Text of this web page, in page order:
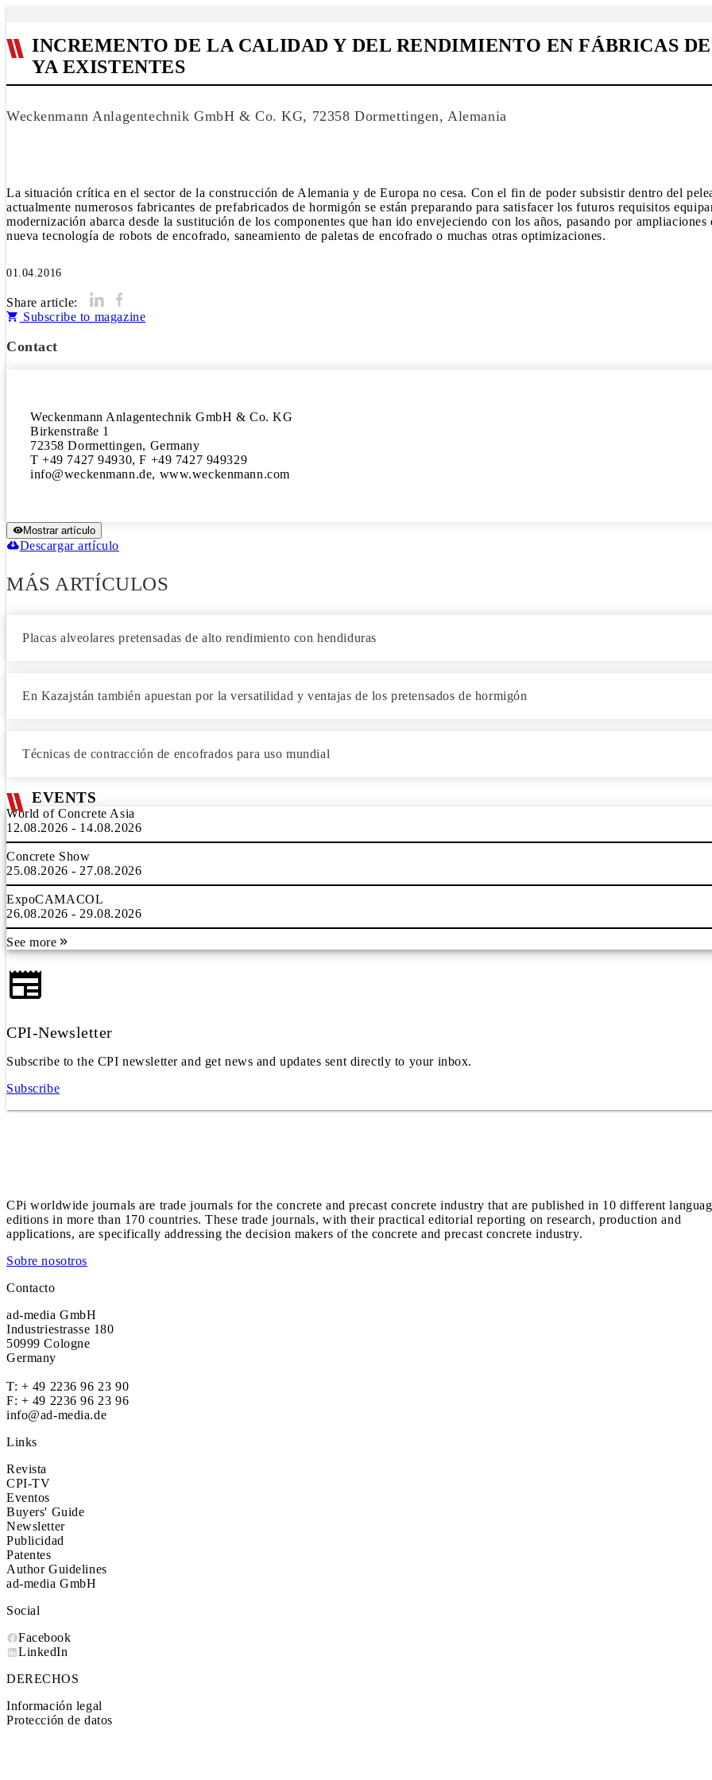
INCREMENTO DE LA CALIDAD Y DEL RENDIMIENTO EN FÁBRICAS
YA EXISTENTES
Weckenmann Anlagentechnik GmbH & Co. KG, 72358 Dormettingen, Alemania
La situación crítica en el sector de la construcción de Alemania y de Europa no cesa. Con el fin de poder subsistir dentro del
actualmente numerosos fabricantes de prefabricados de hormigón se están preparando para satisfacer los futuros requisitos
modernización abarca desde la sustitución de los componentes que han ido envejeciendo con los años, pasando por
01.04.2016
Share article:
Subscribe to magazine
Contact
Weckenmann Anlagentechnik GmbH & Co. KG
Birkenstraße 1
72358 Dormettingen, Germany
T +49 7427 94930, F +49 7427 949329
info@weckenmann.de, www.weckenmann.com
Mostrar artículo
Descargar artículo
MÁS ARTÍCULOS
Placas alveolares pretensadas de alto rendimiento con hendiduras
En Kazajstán también apuestan por la versatilidad y ventajas de los pretensados de hormigón
Técnicas de contracción de encofrados para uso mundial
EVENTS
World of Concrete Asia
12.08.2026 - 14.08.2026
Concrete Show
25.08.2026 - 27.08.2026
ExpoCAMACOL
26.08.2026 - 29.08.2026
See more
CPI-Newsletter
Subscribe to the CPI newsletter and get news and updates sent directly to your inbox.
Subscribe
CPi worldwide journals are trade journals for the concrete and precast concrete industry that are published in 10 different
editions in more than 170 countries. These trade journals, with their practical editorial reporting on research, production and
applications, are specifically addressing the decision makers of the concrete and precast concrete industry.
Sobre nosotros
Contacto
ad-media GmbH
Industriestrasse 180
50999 Cologne
Germany
T: + 49 2236 96 23 90
F: + 49 2236 96 23 96
info@ad-media.de
Links
Revista
CPI-TV
Eventos
Buyers' Guide
Newsletter
Publicidad
Patentes
Author Guidelines
ad-media GmbH
Social
Facebook
LinkedIn
DERECHOS
Información legal
Protección de datos